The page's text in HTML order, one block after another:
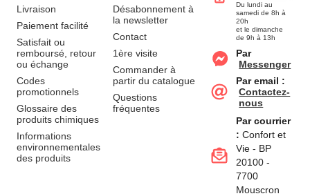
Livraison
Paiement facilité
Satisfait ou
remboursé, retour
ou échange
Codes
promotionnels
Glossaire des
produits chimiques
Informations
environnementales
des produits
Désabonnement à
la newsletter
Contact
1ère visite
Commander à
partir du catalogue
Questions
fréquentes
Du lundi au
samedi de 8h à
20h
et le dimanche
de 9h à 13h
Par
Messenger
Par email :
Contactez-
nous
Par courrier
: Confort et
Vie - BP
20100 -
7700
Mouscron